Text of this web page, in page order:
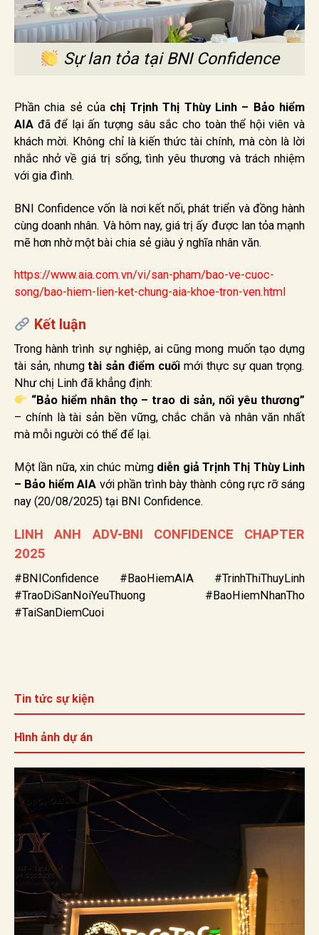
Sự lan tỏa tại BNI Confidence
Phần chia sẻ của chị Trịnh Thị Thùy Linh – Bảo hiểm
AIA đã để lại ấn tượng sâu sắc cho toàn thể hội viên và
khách mời. Không chỉ là kiến thức tài chính, mà còn là lời
nhắc nhở về giá trị sống, tình yêu thương và trách nhiệm
với gia đình.
BNI Confidence vốn là nơi kết nối, phát triển và đồng hành
cùng doanh nhân. Và hôm nay, giá trị ấy được lan tỏa mạnh
mẽ hơn nhờ một bài chia sẻ giàu ý nghĩa nhân văn.
https://www.aia.com.vn/vi/san-pham/bao-ve-cuoc-
song/bao-hiem-lien-ket-chung-aia-khoe-tron-ven.html
Kết luận
Trong hành trình sự nghiệp, ai cũng mong muốn tạo dựng
tài sản, nhưng tài sản điểm cuốimới thực sự quan trọng.
Như chị Linh đã khẳng định:
“Bảo hiểm nhân thọ – trao di sản, nối yêu thương”
– chính là tài sản bền vững, chắc chắn và nhân văn nhất
mà mỗi người có thể để lại.
Một lần nữa, xin chúc mừng diễn giả Trịnh Thị Thùy Linh
– Bảo hiểm AIA với phần trình bày thành công rực rỡ sáng
nay (20/08/2025) tại BNI Confidence.
LINH ANH ADV-BNI CONFIDENCE CHAPTER
2025
#BNIConfidence #BaoHiemAIA #TrinhThiThuyLinh
#TraoDiSanNoiYeuThuong #BaoHiemNhanTho
#TaiSanDiemCuoi
Tin tức sự kiện
Hình ảnh dự án